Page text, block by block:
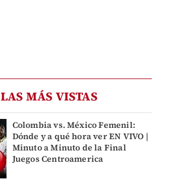
LAS MÁS VISTAS
Colombia vs. México Femenil:
Dónde y a qué hora ver EN VIVO |
Minuto a Minuto de la Final
Juegos Centroamerica